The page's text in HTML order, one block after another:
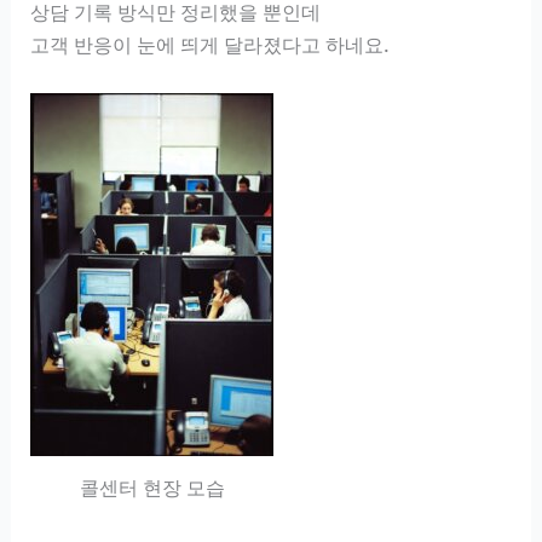
상담 기록 방식만 정리했을 뿐인데
고객 반응이 눈에 띄게 달라졌다고 하네요.
콜센터 현장 모습